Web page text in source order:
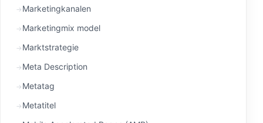
Marketingkanalen
Marketingmix model
Marktstrategie
Meta Description
Metatag
Metatitel